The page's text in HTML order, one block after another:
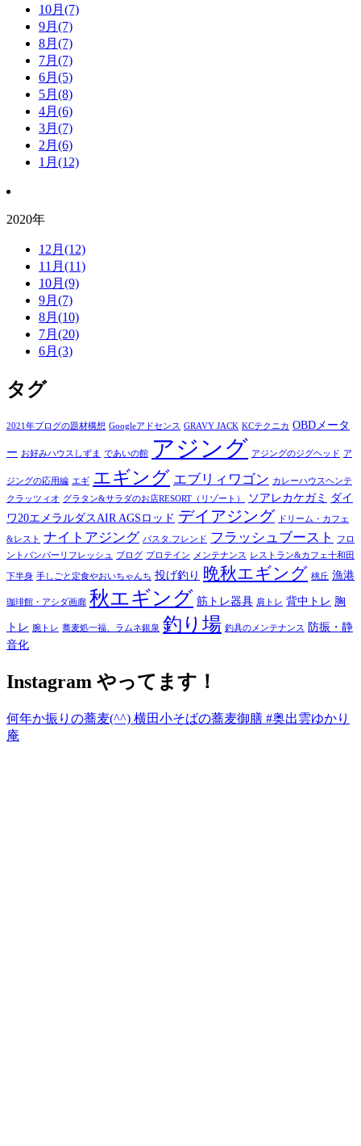
10月(7)
9月(7)
8月(7)
7月(7)
6月(5)
5月(8)
4月(6)
3月(7)
2月(6)
1月(12)
2020年
12月(12)
11月(11)
10月(9)
9月(7)
8月(10)
7月(20)
6月(3)
タグ
2021年ブログの題材構想 Googleアドセンス GRAVY JACK KCテクニカ OBDメータ
ー お好みハウスしずま であいの館 アジング アジングのジグヘッド ア
ジングの応用編 エギ エギング エブリィワゴン カレーハウスヘンテ
クラッツィオ グラタン&サラダのお店RESORT（リゾート） ソアレカケガミ
ダイ
ワ20エメラルダスAIR AGSロッド デイアジング ドリーム・カフェ
&レスト ナイトアジング パスタ.フレンド フラッシュブースト
フロ
ントバンパーリフレッシュ ブログ プロテイン メンテナンス レストラン&カフェ十和田
下半身 手しごと定食やおいちゃんち 投げ釣り 晩秋エギング 桃丘 漁港
珈琲館・アシダ画廊 秋エギング 筋トレ器具 肩トレ 背中トレ 胸
トレ 腕トレ 蕎麦処一福、ラムネ銀泉 釣り場 釣具のメンテナンス
防振・静
音化
Instagram やってます！
何年か振りの蕎麦(^^) 横田小そばの蕎麦御膳 #奥出雲ゆかり
庵